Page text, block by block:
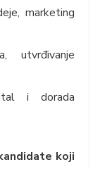
marketing
utvrđivanje
i dorada
koji